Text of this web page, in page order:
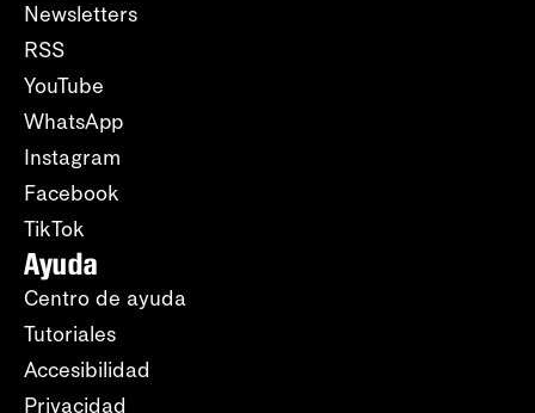
Newsletters
RSS
YouTube
WhatsApp
Instagram
Facebook
TikTok
Ayuda
Centro de ayuda
Tutoriales
Accesibilidad
Privacidad